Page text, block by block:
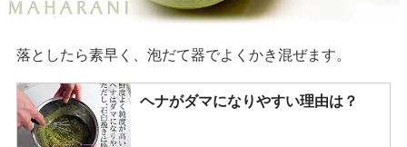
落としたら素早く、泡だて器でよくかき混ぜます。
ヘナがダマになりやすい理由は？